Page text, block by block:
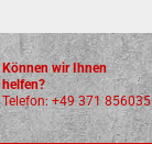
Können wir Ihnen
helfen?
Telefon: +49 371 856035